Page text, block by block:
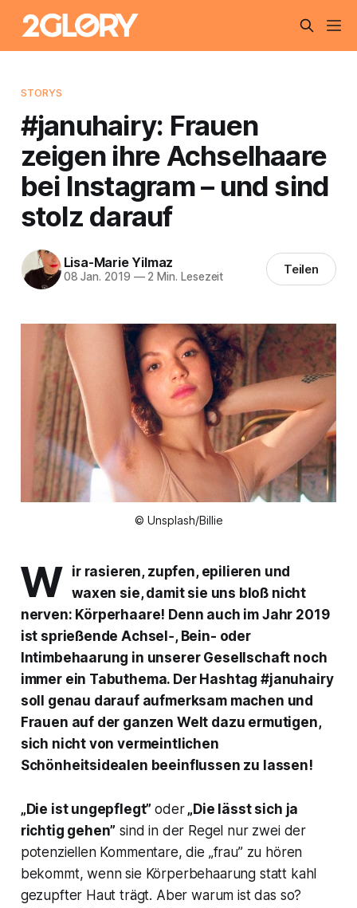
STORYS
#januhairy: Frauen
zeigen ihre Achselhaare
bei Instagram – und sind
stolz darauf
Lisa-Marie Yilmaz
08 Jan. 2019 —2 Min. Lesezeit Teilen
© Unsplash/Billie
W ir rasieren, zupfen, epilieren und
waxen sie, damit sie uns bloß nicht
nerven: Körperhaare! Denn auch im Jahr 2019
ist sprießende Achsel‑, Bein- oder
Intimbehaarung in unserer Gesellschaft noch
immer ein Tabuthema. Der Hashtag #januhairy
soll genau darauf aufmerksam machen und
Frauen auf der ganzen Welt dazu ermutigen,
sich nicht von vermeintlichen
Schönheitsidealen beeinflussen zu lassen!
„Die ist ungepflegt”oder„Die lässt sich ja
richtig gehen” sind in der Regel nur zwei der
potenziellen Kommentare, die „frau” zu hören
bekommt, wenn sie Körperbehaarung statt kahl
gezupfter Haut trägt. Aber warum ist das so?